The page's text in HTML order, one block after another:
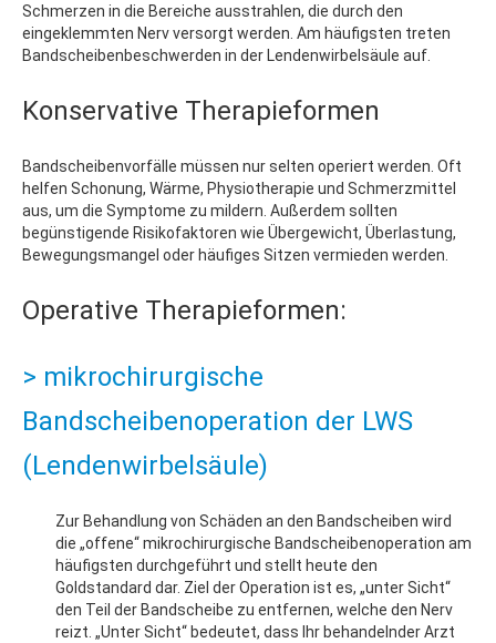
Schmerzen in die Bereiche ausstrahlen, die durch den
eingeklemmten Nerv versorgt werden. Am häufigsten treten
Bandscheibenbeschwerden in der Lendenwirbelsäule auf.
Konservative Therapieformen
Bandscheibenvorfälle müssen nur selten operiert werden. Oft
helfen Schonung, Wärme, Physiotherapie und Schmerzmittel
aus, um die Symptome zu mildern. Außerdem sollten
begünstigende Risikofaktoren wie Übergewicht, Überlastung,
Bewegungsmangel oder häufiges Sitzen vermieden werden.
Operative Therapieformen:
> mikrochirurgische
Bandscheibenoperation der LWS
(Lendenwirbelsäule)
Zur Behandlung von Schäden an den Bandscheiben wird
die „offene“ mikrochirurgische Bandscheibenoperation am
häufigsten durchgeführt und stellt heute den
Goldstandard dar. Ziel der Operation ist es, „unter Sicht“
den Teil der Bandscheibe zu entfernen, welche den Nerv
reizt. „Unter Sicht“ bedeutet, dass Ihr behandelnder Arzt